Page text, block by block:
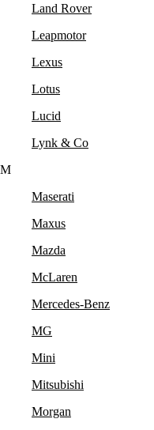
Land Rover
Leapmotor
Lexus
Lotus
Lucid
Lynk & Co
M
Maserati
Maxus
Mazda
McLaren
Mercedes-Benz
MG
Mini
Mitsubishi
Morgan